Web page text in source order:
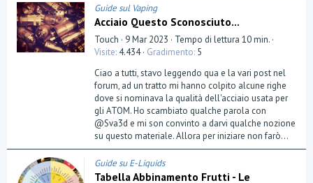
Guide sul Vaping
Acciaio Questo Sconosciuto...
Touch 9 Mar 2023
Tempo di lettura 10 min.
Visite 4.434 Gradimento 5
Ciao a tutti, stavo leggendo qua e la vari post nel
forum, ad un tratto mi hanno colpito alcune righe
dove si nominava la qualità dell'acciaio usata per
gli ATOM. Ho scambiato qualche parola con
@Sva3d e mi son convinto a darvi qualche nozione
su questo materiale. Allora per iniziare non farò...
Guide su E-Liquids
Tabella Abbinamento Frutti - Le